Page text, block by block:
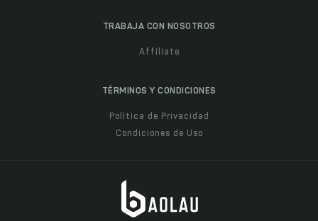
TRABAJA CON NOSOTROS
Affiliate
TÉRMINOS Y CONDICIONES
Política de Privacidad
Condiciones de Uso